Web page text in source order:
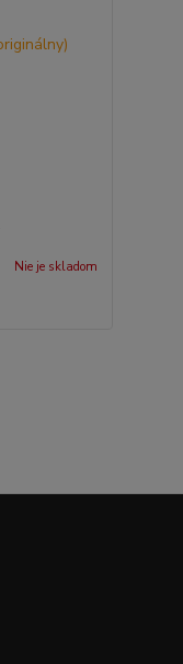
Nie je skladom